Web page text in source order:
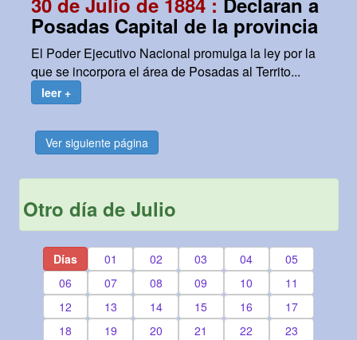
Posadas Capital de la provincia
El Poder Ejecutivo Nacional promulga la ley por la
que se incorpora el área de Posadas al Territo...
leer +
Ver siguiente página
Otro día de Julio
Días 01 02 03 04
05
06
07 08 09 10
11
12
13 14 15 16
17
18
19 20 21 22
23